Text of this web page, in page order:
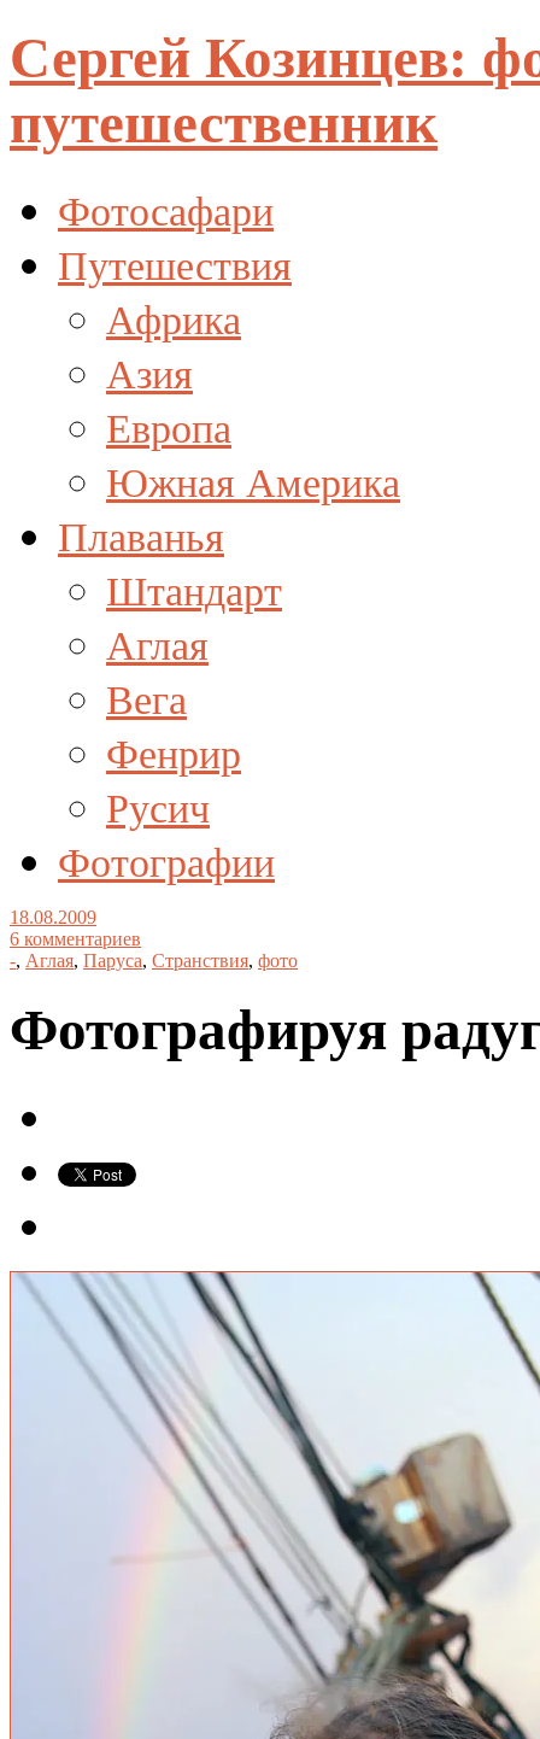
Сергей Козинцев:
путешественник
Фотосафари
Путешествия
Африка
Азия
Европа
Южная Америка
Плаванья
Штандарт
Аглая
Вега
Фенрир
Русич
Фотографии
18.08.2009
6 комментариев
-, Аглая, Паруса, Странствия, фото
Фотографируя